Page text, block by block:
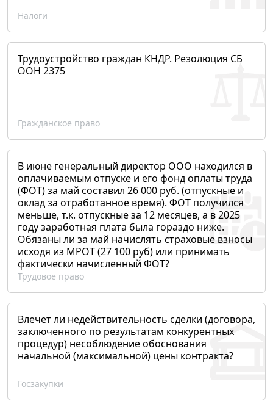
Налоги
Трудоустройство граждан КНДР. Резолюция СБ
ООН 2375
Гражданское право
В июне генеральный директор ООО находился в
оплачиваемым отпуске и его фонд оплаты труда
(ФОТ) за май составил 26 000 руб. (отпускные и
оклад за отработанное время). ФОТ получился
меньше, т.к. отпускные за 12 месяцев, а в 2025
году заработная плата была гораздо ниже.
Обязаны ли за май начислять страховые взносы
исходя из МРОТ (27 100 руб) или принимать
фактически начисленный ФОТ?
Трудовое право
Влечет ли недействительность сделки (договора,
заключенного по результатам конкурентных
процедур) несоблюдение обоснования
начальной (максимальной) цены контракта?
Госзакупки